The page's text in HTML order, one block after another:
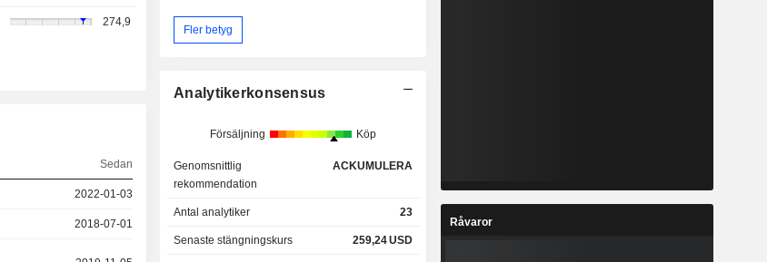
274,9
Sedan
2022-01-03
2018-07-01
Fler betyg
Analytikerkonsensus
Försäljning Köp
Genomsnittlig
rekommendation
ACKUMULERA
Antal analytiker 23
Senaste stängningskurs 259,24USD
Råvaror